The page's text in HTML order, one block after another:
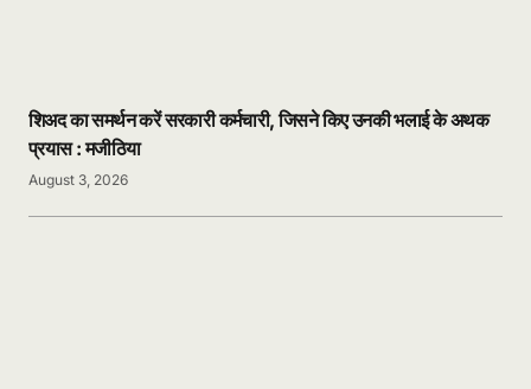
शिअद का समर्थन करें सरकारी कर्मचारी, जिसने किए उनकी भलाई के अथक
प्रयास : मजीठिया
August 3, 2026